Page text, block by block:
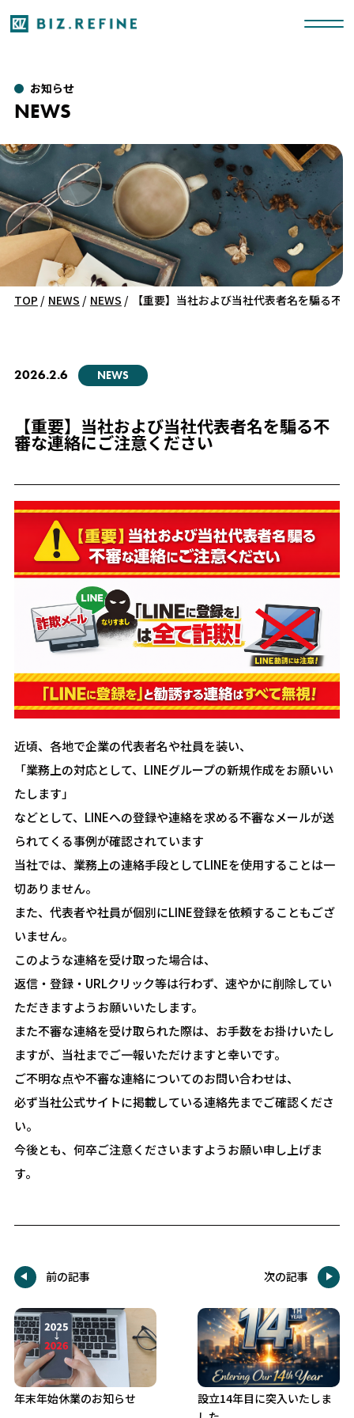
お知らせ
NEWS
TOP / NEWS / NEWS / 【重要】当社および当社代表者名を騙る不
2026.2.6 NEWS
【重要】当社および当社代表者名を騙る不
審な連絡にご注意ください
近頃、各地で企業の代表者名や社員を装い、
「業務上の対応として、LINEグループの新規作成をお願いい
たします」
などとして、LINEへの登録や連絡を求める不審なメールが送
られてくる事例が確認されています
当社では、業務上の連絡手段としてLINEを使用することは一
切ありません。
また、代表者や社員が個別にLINE登録を依頼することもござ
いません。
このような連絡を受け取った場合は、
返信・登録・URLクリック等は行わず、速やかに削除してい
ただきますようお願いいたします。
また不審な連絡を受け取られた際は、お手数をお掛けいたし
ますが、当社までご一報いただけますと幸いです。
ご不明な点や不審な連絡についてのお問い合わせは、
必ず当社公式サイトに掲載している連絡先までご確認くださ
い。
今後とも、何卒ご注意くださいますようお願い申し上げま
す。
前の記事
年末年始休業のお知らせ
次の記事
設立14年目に突入いたしま